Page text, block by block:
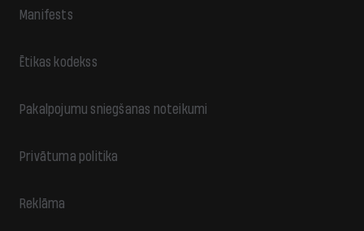
Manifests
Ētikas kodekss
Pakalpojumu sniegšanas noteikumi
Privātuma politika
Reklāma